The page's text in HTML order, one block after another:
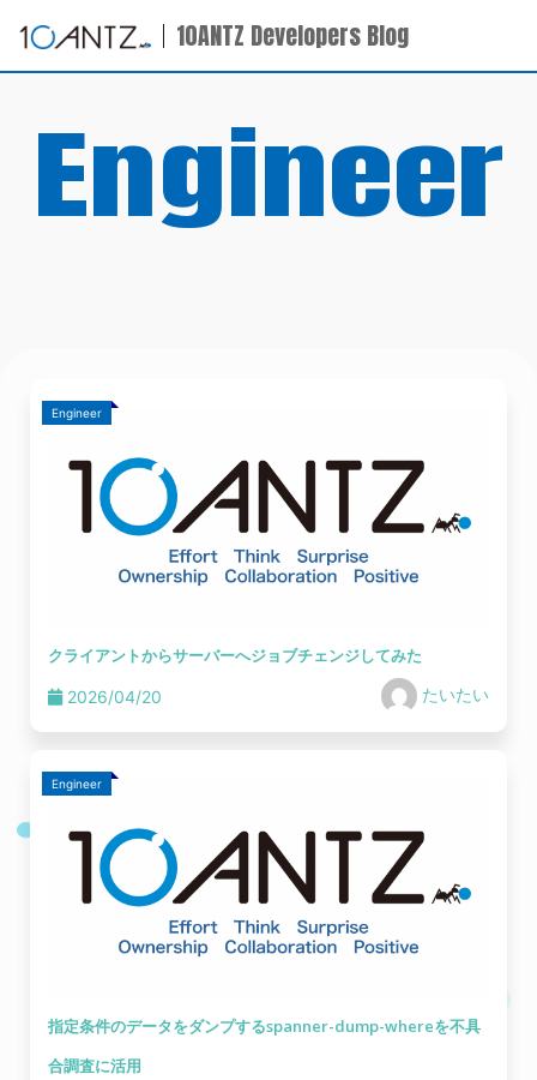
10ANTZ Developers Blog
Engineer
Engineer
クライアントからサーバーへジョブチェンジしてみた
2026/04/20 たいたい
Engineer
指定条件のデータをダンプするspanner-dump-whereを不具
合調査に活用